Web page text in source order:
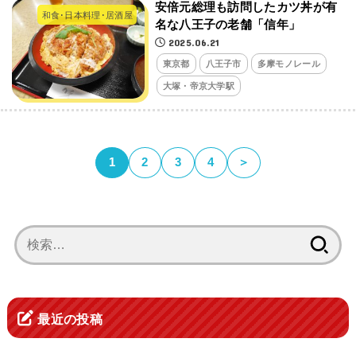
和食･日本料理･居酒屋
安倍元総理も訪問したカツ丼が有
名な八王子の老舗「信年」
2025.06.21
東京都 八王子市 多摩モノレール
大塚・帝京大学駅
1 2 3 4 ＞
索:
最近の投稿